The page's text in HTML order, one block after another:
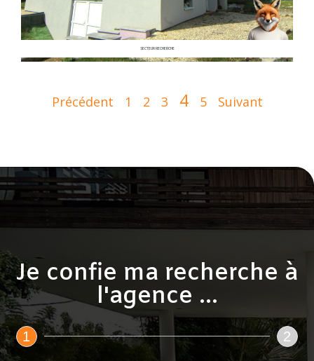
SECTEUR RECHERCHE
Précédent 1 2 3 4 5 Suivant
Je confie ma recherche à
l'agence ...
1 2